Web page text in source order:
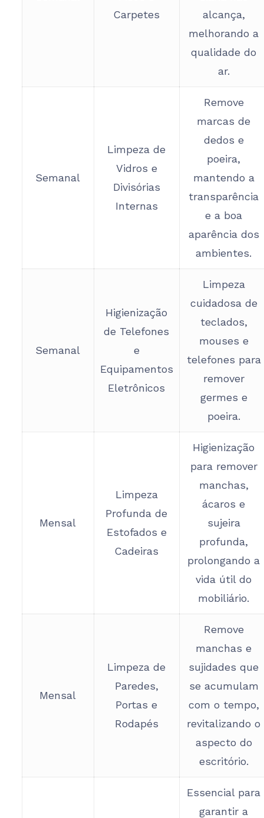
Carpetes
alcança,
melhorando a
qualidade do
ar.
Semanal
Limpeza de
Vidros e
Divisórias
Internas
Remove
marcas de
dedos e
poeira,
mantendo a
transparência
e a boa
aparência dos
ambientes.
Semanal
Higienização
de Telefones
e
Equipamentos
Eletrônicos
Limpeza
cuidadosa de
teclados,
mouses e
telefones para
remover
germes e
poeira.
Mensal
Limpeza
Profunda de
Estofados e
Cadeiras
Higienização
para remover
manchas,
ácaros e
sujeira
profunda,
prolongando a
vida útil do
mobiliário.
Mensal
Limpeza de
Paredes,
Portas e
Rodapés
Remove
manchas e
sujidades que
se acumulam
com o tempo,
revitalizando o
aspecto do
escritório.
Essencial para
garantir a